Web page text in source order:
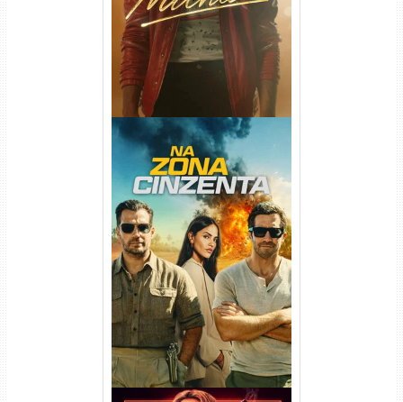
Na Zona Cinzenta Torrent
(2026) WEB-DL 1080p/4K
Dual Áudio